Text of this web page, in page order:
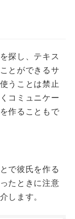
探し、テキス
とができるサ
うことは禁止
コミュニケー
作ることもで
で彼氏を作る
たときに注意
します。